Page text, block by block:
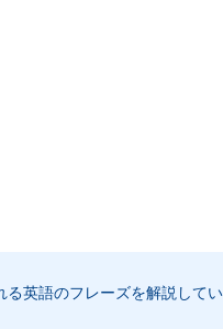
る英語のフレーズを解説して